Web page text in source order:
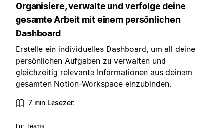
Organisiere, verwalte und verfolge deine
gesamte Arbeit mit einem persönlichen
Dashboard
Erstelle ein individuelles Dashboard, um all deine
persönlichen Aufgaben zu verwalten und
gleichzeitig relevante Informationen aus deinem
gesamten Notion-Workspace einzubinden.
7 min Lesezeit
Für Teams